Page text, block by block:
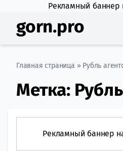
Рекламный баннер
gorn.pro
Главная страница » Рубль
Метка:
Рекламный баннер